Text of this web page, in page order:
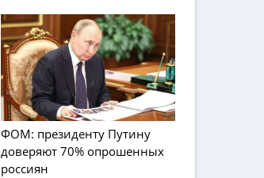
ФОМ: президенту Путину
доверяют 70% опрошенных
россиян